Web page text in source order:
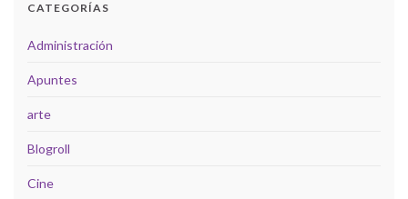
CATEGORÍAS
Administración
Apuntes
arte
Blogroll
Cine